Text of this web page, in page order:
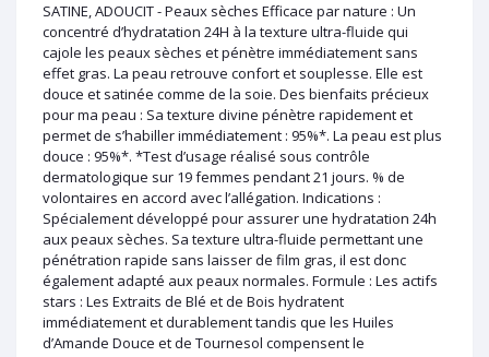
SATINE, ADOUCIT - Peaux sèches Efficace par nature : Un
concentré d’hydratation 24H à la texture ultra-fluide qui
cajole les peaux sèches et pénètre immédiatement sans
effet gras. La peau retrouve confort et souplesse. Elle est
douce et satinée comme de la soie. Des bienfaits précieux
pour ma peau : Sa texture divine pénètre rapidement et
permet de s’habiller immédiatement : 95%*. La peau est plus
douce : 95%*. *Test d’usage réalisé sous contrôle
dermatologique sur 19 femmes pendant 21 jours. % de
volontaires en accord avec l’allégation. Indications :
Spécialement développé pour assurer une hydratation 24h
aux peaux sèches. Sa texture ultra-fluide permettant une
pénétration rapide sans laisser de film gras, il est donc
également adapté aux peaux normales. Formule : Les actifs
stars : Les Extraits de Blé et de Bois hydratent
immédiatement et durablement tandis que les Huiles
d’Amande Douce et de Tournesol compensent le